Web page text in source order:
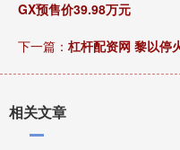
GX预售价39.98万元
下一篇： 杠杆配资网 黎以停
相关文章